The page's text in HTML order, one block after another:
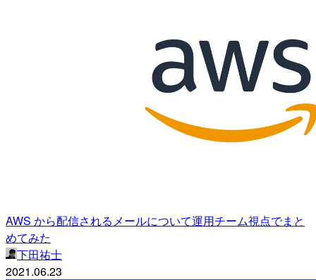
AWS から配信されるメールについて運用チーム視点でまと
めてみた
下田祐士
2021.06.23